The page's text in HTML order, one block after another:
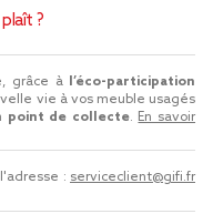
?
grâce à
l’éco-participation
vie à vos meuble usagés
point de collecte. En savoir
: serviceclient@gifi.fr